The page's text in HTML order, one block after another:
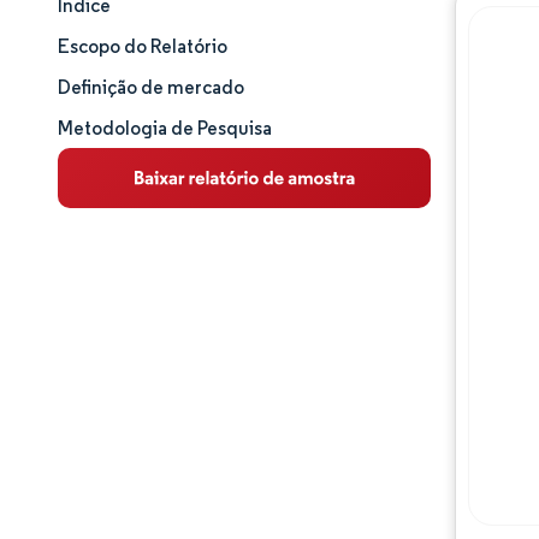
Tamanho e participação de mercado
Análise de mercado
Tendências e insights
Análise de segmentos
Índice
Escopo do Relatório
Definição de mercado
Metodologia de Pesquisa